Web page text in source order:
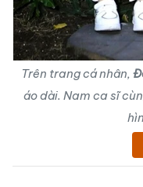
Trên trang cá nhân,
áo dài. Nam ca sĩ